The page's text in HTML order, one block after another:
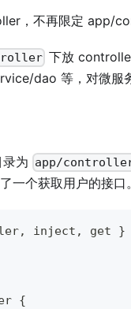
，不再限定 app/
下放
dao 等，对微服
为 app/
一个获取用户的接口。
, inject , get }
{